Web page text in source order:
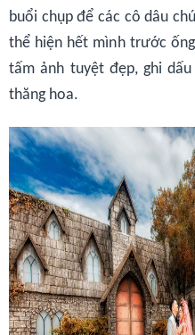
buổi chụp để các cô dâu
thể hiện hết mình trước
tấm ảnh tuyệt đẹp, ghi
thăng hoa.